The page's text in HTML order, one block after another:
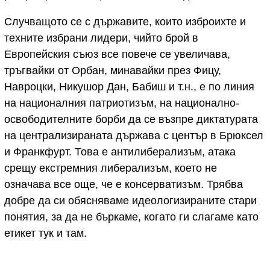
Случващото се с държавите, които изброихте и
техните избрани лидери, чийто брой в
Европейския съюз все повече се увеличава,
тръгвайки от Орбан, минавайки през Фицу,
Навроцки, Никушор Дан, Бабиш и т.н., е по линия
на националния патриотизъм, на национално-
освободителните борби да се възпре диктатурата
на централизираната държава с център в Брюксел
и Франкфурт. Това е антилиберализъм, атака
срещу екстремния либерализъм, което не
означава все още, че е консерватизъм. Трябва
добре да си обясняваме идеологизираните стари
понятия, за да не бъркаме, когато ги слагаме като
етикет тук и там.